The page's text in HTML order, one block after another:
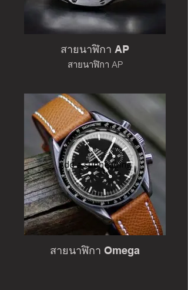
สายนาฬิกา AP
สายนาฬิกา AP
สายนาฬิกา Omega